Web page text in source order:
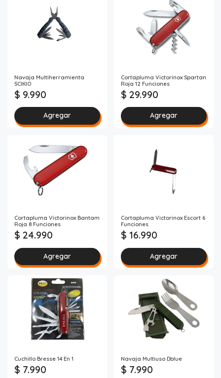
Navaja Multiherramienta
SCIKIO
$ 9.990
Agregar
Cortapluma Victorinox Spartan
Roja 12 Funciones
$ 29.990
Agregar
Cortapluma Victorinox Bantam
Roja 8 Funciones
$ 24.990
Agregar
Cortapluma Victorinox Escort 6
Funciones
$ 16.990
Agregar
Cuchillo Bresse 14 En 1
$ 7.990
Navaja Multiuso Dblue
$ 7.990